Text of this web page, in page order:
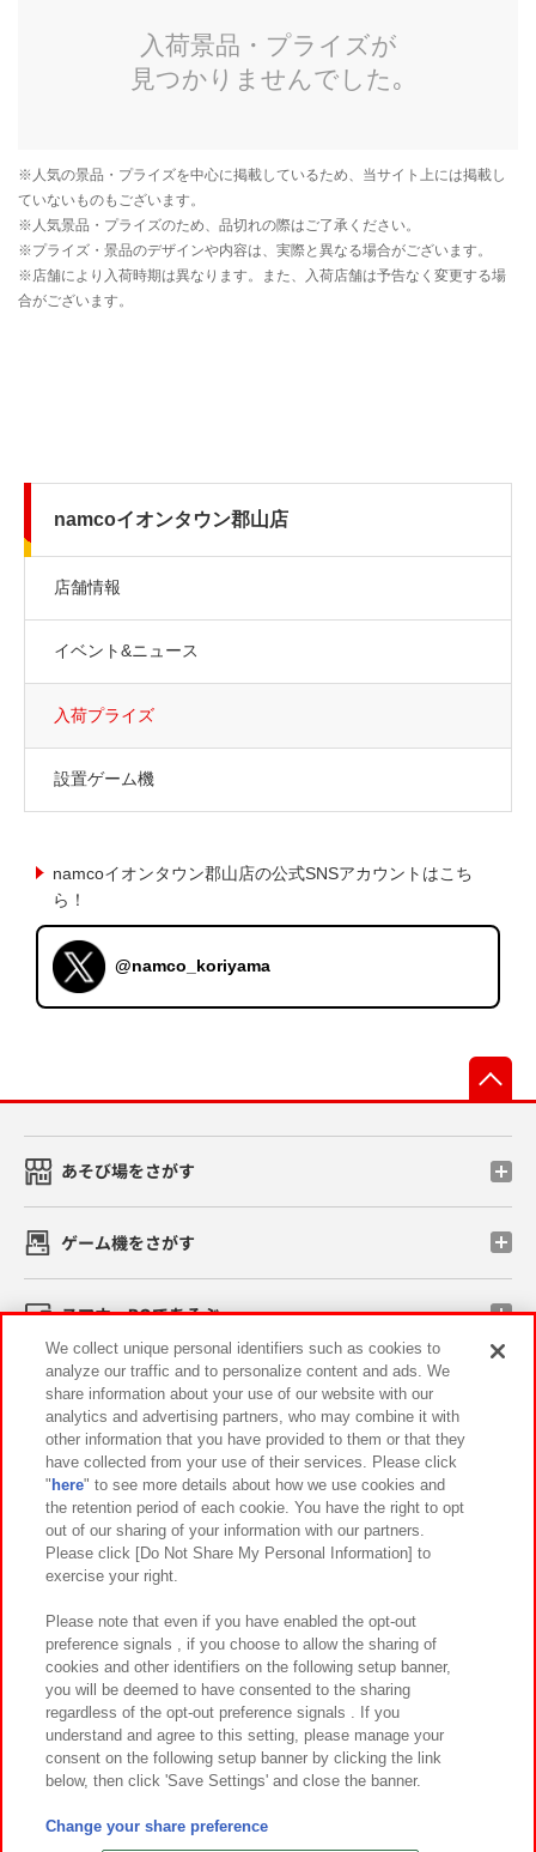
namcoイオンタウン郡山店
店舗情報
イベント&ニュース
入荷プライズ
設置ゲーム機
namcoイオンタウン郡山店の公式SNSアカウントはこち
ら！
@namco_koriyama
あそび場をさがす
ゲーム機をさがす
スマホ・PCであそぶ
イベント・キャンペーン
関連会社 サステナビリティ サイトポリシー
プライバシーポリシー ウェブアクセシビリティ方針と検証結果
お取引先さまとともに
カスタマーハラスメント対応方針 よくあるご質問・お問い合わせ
©Bandai Namco Amusement Inc.
©Bandai Namco Amusement Lab Inc.
We collect unique personal identifiers such as cookies to
analyze our traffic and to personalize content and ads. We
share information about your use of our website with our
analytics and advertising partners, who may combine it with
other information that you have provided to them or that they
have collected from your use of their services. Please click
" here" to see more details about how we use cookies and
the retention period of each cookie. You have the right to opt
out of our sharing of your information with our partners.
Please click [Do Not Share My Personal Information] to
exercise your right.
Please note that even if you have enabled the opt-out
preference signals , if you choose to allow the sharing of
cookies and other identifiers on the following setup banner,
you will be deemed to have consented to the sharing
regardless of the opt-out preference signals . If you
understand and agree to this setting, please manage your
consent on the following setup banner by clicking the link
below, then click 'Save Settings' and close the banner.
Change your share preference